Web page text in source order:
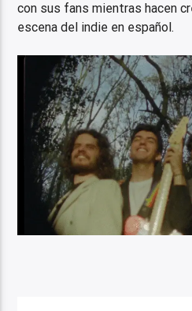
con sus fans mientras hacen
escena del indie en español.